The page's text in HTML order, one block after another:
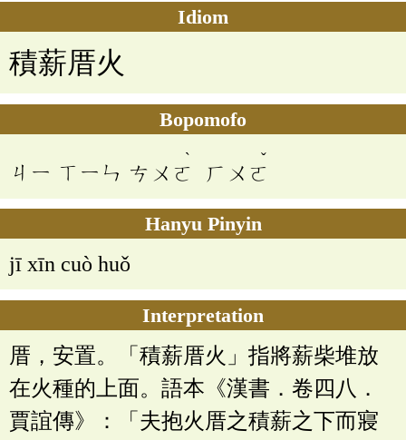
Idiom
積薪厝火
Bopomofo
ㄐㄧ ㄒㄧㄣ ㄘㄨㄛ
ˋ
ㄏㄨㄛ
ˇ
Hanyu Pinyin
jī xīn cuò huǒ
Interpretation
厝，安置。「積薪厝火」指將薪柴堆放
在火種的上面。語本《漢書．卷四八．
賈誼傳》：「夫抱火厝之積薪之下而寢